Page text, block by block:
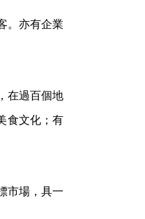
。亦有企業
在過百個地
食文化；有
市場，具一